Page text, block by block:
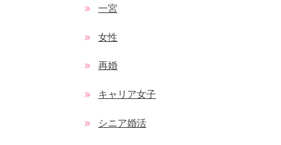
一宮
女性
再婚
キャリア女子
シニア婚活